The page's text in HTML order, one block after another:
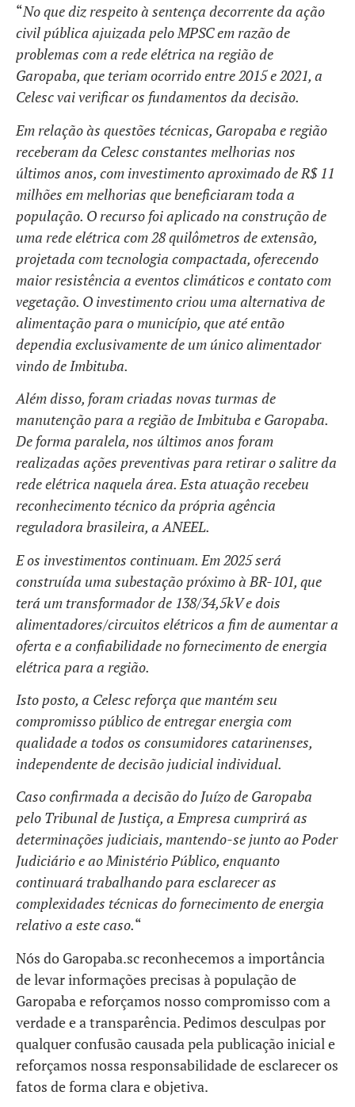
“No que diz respeito à sentença decorrente da ação
civil pública ajuizada pelo MPSC em razão de
problemas com a rede elétrica na região de
Garopaba, que teriam ocorrido entre 2015 e 2021, a
Celesc vai verificar os fundamentos da decisão.
Em relação às questões técnicas, Garopaba e região
receberam da Celesc constantes melhorias nos
últimos anos, com investimento aproximado de R$ 11
milhões em melhorias que beneficiaram toda a
população. O recurso foi aplicado na construção de
uma rede elétrica com 28 quilômetros de extensão,
projetada com tecnologia compactada, oferecendo
maior resistência a eventos climáticos e contato com
vegetação. O investimento criou uma alternativa de
alimentação para o município, que até então
dependia exclusivamente de um único alimentador
vindo de Imbituba.
Além disso, foram criadas novas turmas de
manutenção para a região de Imbituba e Garopaba.
De forma paralela, nos últimos anos foram
realizadas ações preventivas para retirar o salitre da
rede elétrica naquela área. Esta atuação recebeu
reconhecimento técnico da própria agência
reguladora brasileira, a ANEEL.
E os investimentos continuam. Em 2025 será
construída uma subestação próximo à BR-101, que
terá um transformador de 138/34,5kV e dois
alimentadores/circuitos elétricos a fim de aumentar a
oferta e a confiabilidade no fornecimento de energia
elétrica para a região.
Isto posto, a Celesc reforça que mantém seu
compromisso público de entregar energia com
qualidade a todos os consumidores catarinenses,
independente de decisão judicial individual.
Caso confirmada a decisão do Juízo de Garopaba
pelo Tribunal de Justiça, a Empresa cumprirá as
determinações judiciais, mantendo-se junto ao Poder
Judiciário e ao Ministério Público, enquanto
continuará trabalhando para esclarecer as
complexidades técnicas do fornecimento de energia
relativo a este caso.“
Nós do Garopaba.sc reconhecemos a importância
de levar informações precisas à população de
Garopaba e reforçamos nosso compromisso com a
verdade e a transparência. Pedimos desculpas por
qualquer confusão causada pela publicação inicial e
reforçamos nossa responsabilidade de esclarecer os
fatos de forma clara e objetiva.